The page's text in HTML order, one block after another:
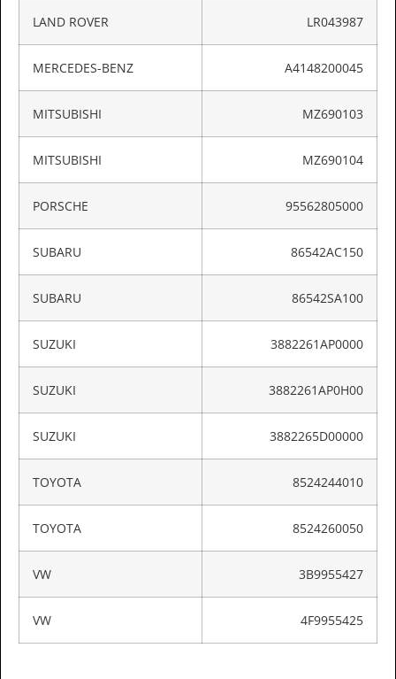
LAND ROVER LR043987
MERCEDES-BENZ A4148200045
MITSUBISHI MZ690103
MITSUBISHI MZ690104
PORSCHE 95562805000
SUBARU 86542AC150
SUBARU 86542SA100
SUZUKI 3882261AP0000
SUZUKI 3882261AP0H00
SUZUKI 3882265D00000
TOYOTA 8524244010
TOYOTA 8524260050
VW 3B9955427
VW 4F9955425